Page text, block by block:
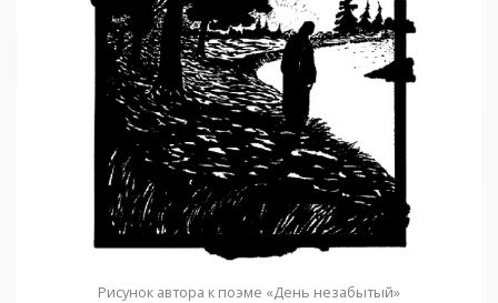
Рисунок автора к поэме «День незабытый»